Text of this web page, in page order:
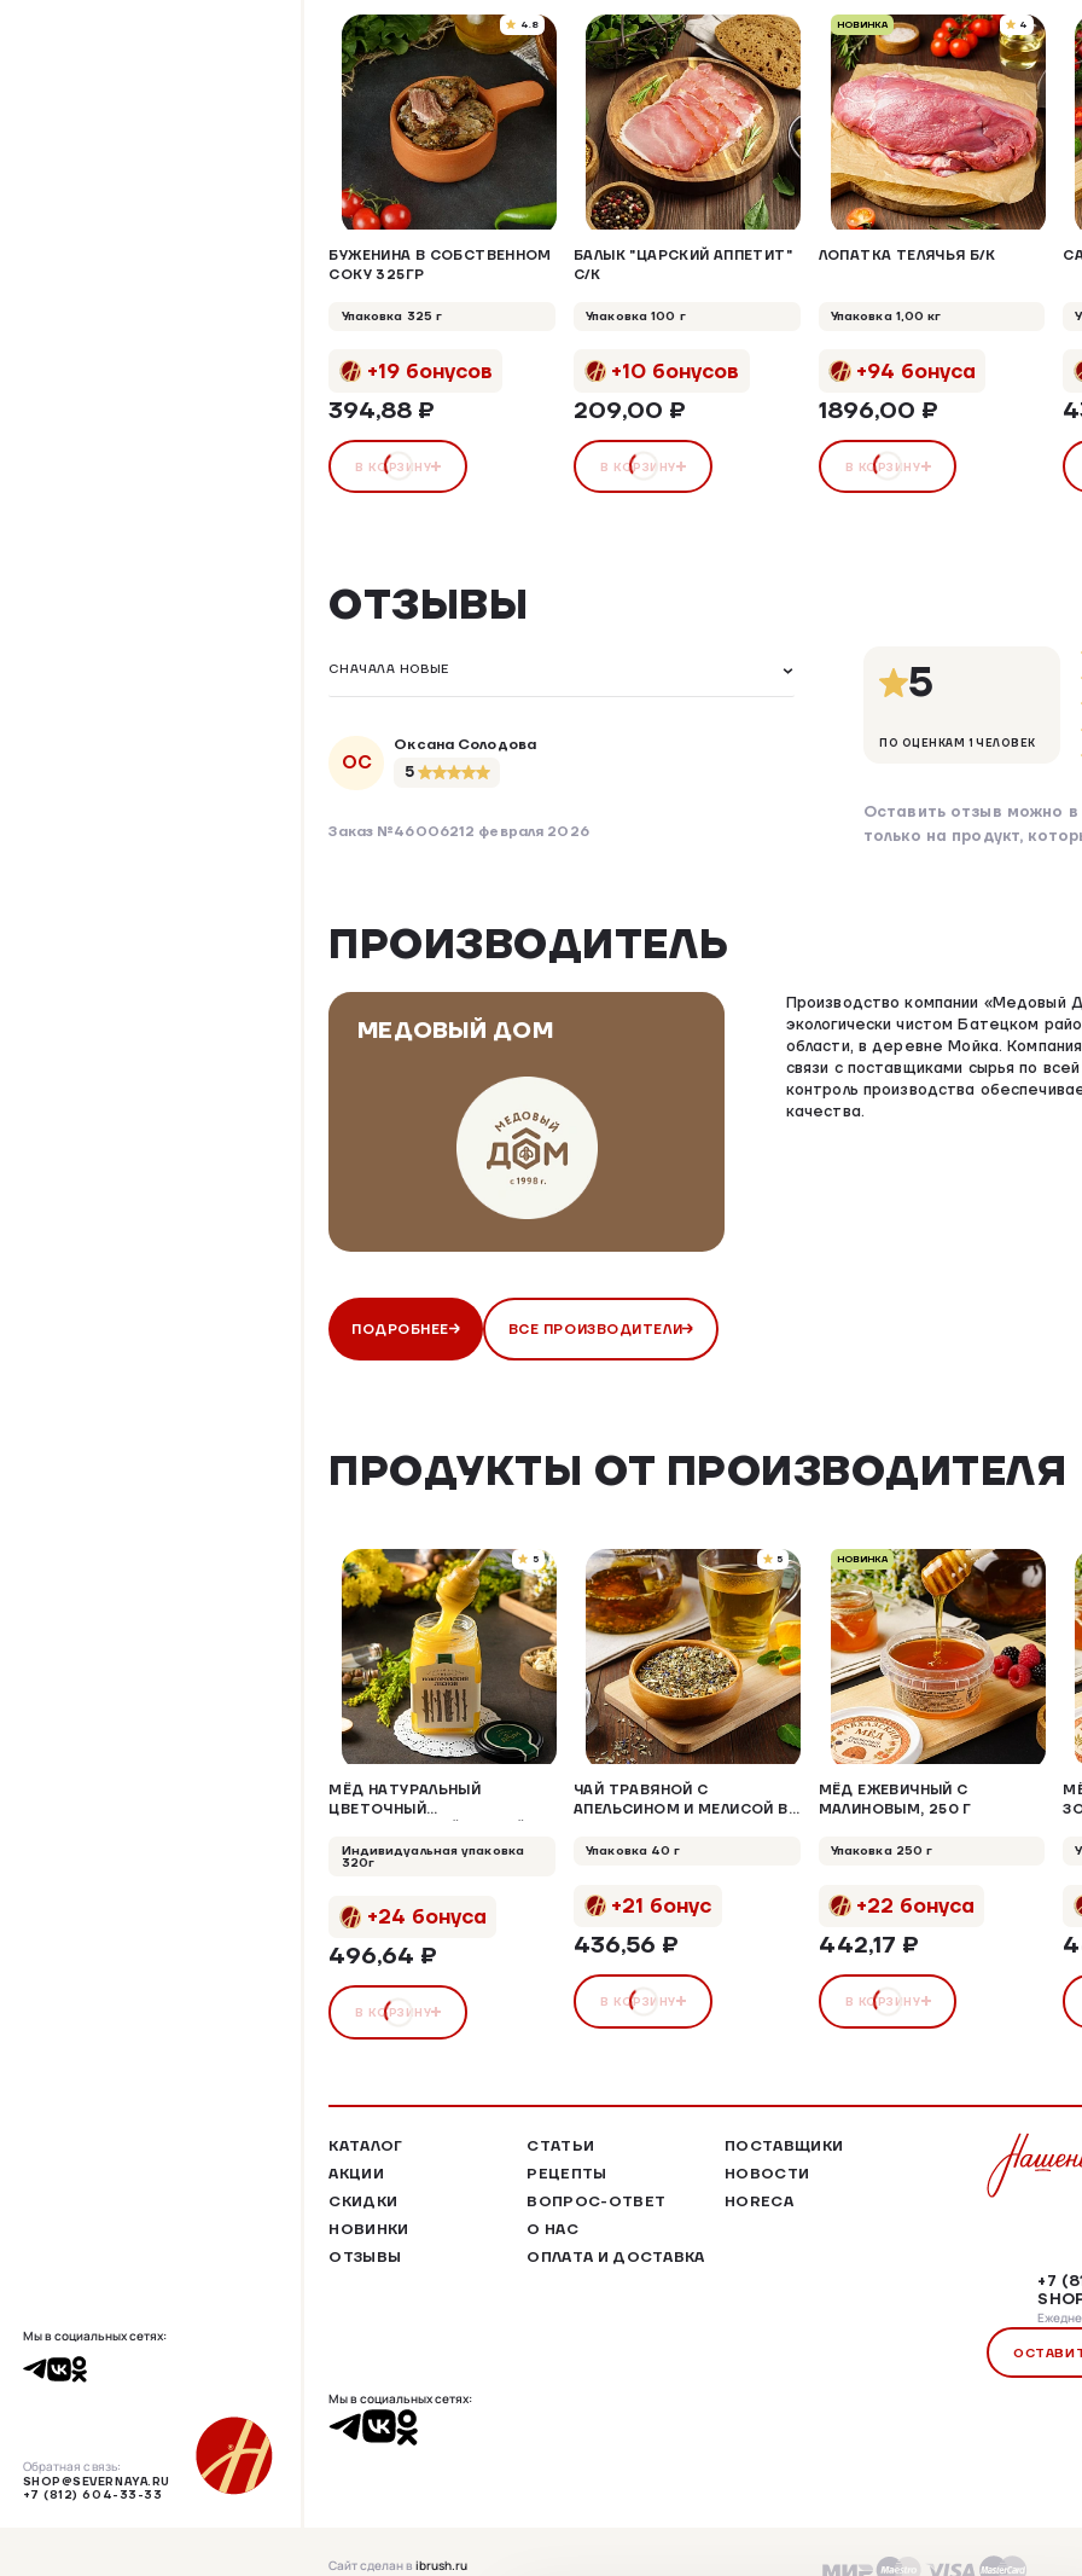
Мы в социальных сетях:
Обратная связь:
SHOP@SEVERNAYA.RU
+7 (812) 604-33-33
4.8
БУЖЕНИНА В СОБСТВЕННОМ
СОКУ 325ГР
Упаковка 325 г
+19 бонусов
394,88 ₽
В КОРЗИНУ
БАЛЫК "ЦАРСКИЙ АППЕТИТ"
С/К
Упаковка 100 г
+10 бонусов
209,00 ₽
В КОРЗИНУ
НОВИНКА 4
ЛОПАТКА ТЕЛЯЧЬЯ Б/К
Упаковка 1,00 кг
+94 бонуса
1896,00 ₽
В КОРЗИНУ
ОТЗЫВЫ
СНАЧАЛА НОВЫЕ
ОС
Оксана Солодова
5
Заказ №46006212 февраля 2026
5
ПО ОЦЕНКАМ 1 ЧЕЛОВЕК
Оставить отзыв можно в
только на продукт,
ПРОИЗВОДИТЕЛЬ
МЕДОВЫЙ ДОМ
ПОДРОБНЕЕ ВСЕ ПРОИЗВОДИТЕЛИ
Производство компании «Медовый
экологически чистом Батецком
области, в деревне Мойка.
связи с поставщиками сырья по
контроль производства
качества.
ПРОДУКТЫ ОТ ПРОИЗВОДИТЕЛЯ
5
МЁД НАТУРАЛЬНЫЙ
ЦВЕТОЧНЫЙ
Индивидуальная упаковка
320г
+24 бонуса
496,64 ₽
В КОРЗИНУ
5
ЧАЙ ТРАВЯНОЙ С
АПЕЛЬСИНОМ И МЕЛИСОЙ В
Упаковка 40 г
+21 бонус
436,56 ₽
В КОРЗИНУ
НОВИНКА
МЁД ЕЖЕВИЧНЫЙ С
МАЛИНОВЫМ, 250 Г
Упаковка 250 г
+22 бонуса
442,17 ₽
В КОРЗИНУ
КАТАЛОГ
АКЦИИ
СКИДКИ
НОВИНКИ
ОТЗЫВЫ
СТАТЬИ
РЕЦЕПТЫ
ВОПРОС-ОТВЕТ
О НАС
ОПЛАТА И ДОСТАВКА
ПОСТАВЩИКИ
НОВОСТИ
HORECA
Мы в социальных сетях:
+7
Сайт сделан вibrush.ru